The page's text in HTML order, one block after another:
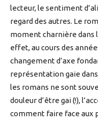
lecteur, le sentiment
regard des autres. Le
moment charnière dans
effet, au cours des
changement d’axe
représentation gaie
les romans ne sont
douleur d’être gai (!),
comment faire face aux